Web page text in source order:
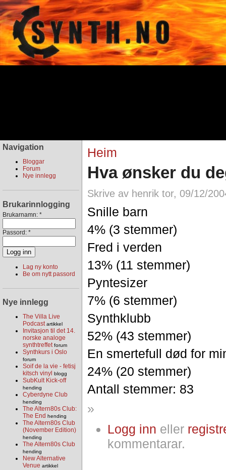
Navigation
Bloggar
Forum
Nye innlegg
Brukarinnlogging
Brukarnamn: *
Passord: *
Lag ny konto
Be om nytt passord
Nye innlegg
The Villa Live
Podcastartikkel
Invitasjon til det 14.
norske analoge
synthtreffet forum
Synthkurs i Oslo
forum
Soif de la vie - fetisj
kitsch vinyl
blogg
SubKult Kick-off
hending
Cyberdyne Club
hending
The Altern80s Club:
The End hending
The Altern80s Club
(November Edition)
hending
The Altern80s Club
hending
New Alternative
Venue artikkel
Heim
Hva ønsker du
Skrive av henrik tor, 09/12/
Snille barn
4% (3 stemmer)
Fred i verden
13% (11 stemmer)
Pyntesizer
7% (6 stemmer)
Synthklubb
52% (43 stemmer)
En smertefull død for
24% (20 stemmer)
Antall stemmer: 83
»
Logg inn eller
kommentarar.